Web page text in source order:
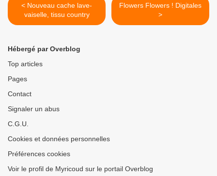
< Nouveau cache lave-
vaiselle, tissu country
Flowers Flowers ! Digitales
>
Hébergé par Overblog
Top articles
Pages
Contact
Signaler un abus
C.G.U.
Cookies et données personnelles
Préférences cookies
Voir le profil de Myricoud sur le portail Overblog